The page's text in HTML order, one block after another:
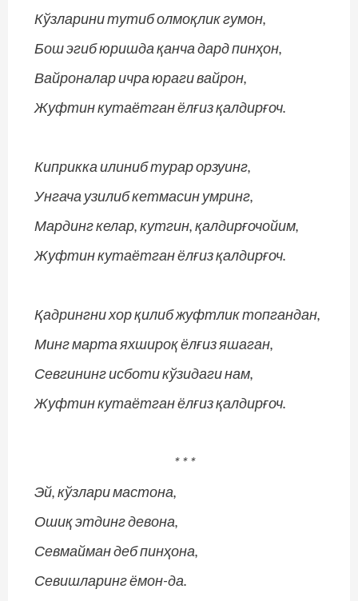
Кўзларини тутиб олмоқлик гумон,
Бош эгиб юришда қанча дард пинҳон,
Вайроналар ичра юраги вайрон,
Жуфтин кутаётган ёлғиз қалдирғоч.
Киприкка илиниб турар орзуинг,
Унгача узилиб кетмасин умринг,
Мардинг келар, кутгин, қалдирғочойим,
Жуфтин кутаётган ёлғиз қалдирғоч.
Қадрингни хор қилиб жуфтлик топгандан,
Минг марта яхшироқ ёлғиз яшаган,
Севгининг исботи кўзидаги нам,
Жуфтин кутаётган ёлғиз қалдирғоч.
* * *
Эй, кўзлари мастона,
Ошиқ этдинг девона,
Севмайман деб пинҳона,
Севишларинг ёмон-да.